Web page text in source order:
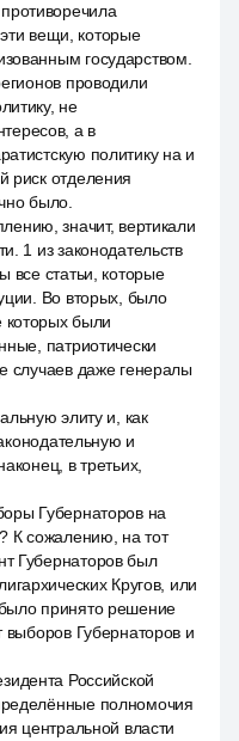
эти вещи, которые
государством.
проводили
не
а в
политику на и
риск отделения
было.
значит, вертикали
1 из законодательств
все статьи, которые
Во вторых, было
которых были
патриотически
случаев даже генералы
элиту и, как
и
в третьих,
Губернаторов на
К сожалению, на тот
Губернаторов был
Кругов, или
принято решение
выборов Губернаторов и
Российской
полномочия
центральной власти